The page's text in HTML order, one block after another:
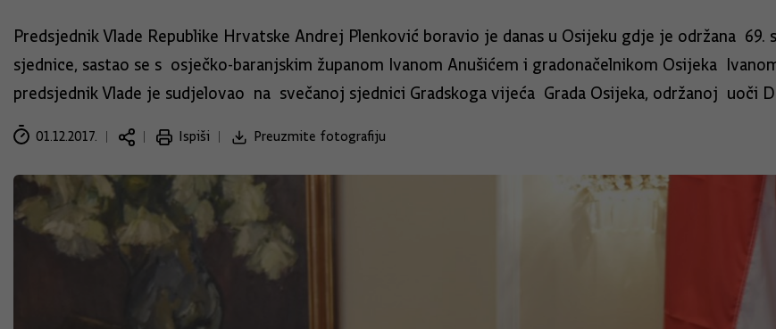
Predsjednik Vlade Republike Hrvatske Andrej Plenković boravio je danas u Osijeku gdje je održana 69.
sjednice, sastao se s osječko-baranjskim županom Ivanom Anušićem i gradonačelnikom Osijeka
predsjednik Vlade je sudjelovao na svečanoj sjednici Gradskoga vijeća Grada Osijeka, održanoj uoči
01.12.2017. Ispiši Preuzmite fotografiju